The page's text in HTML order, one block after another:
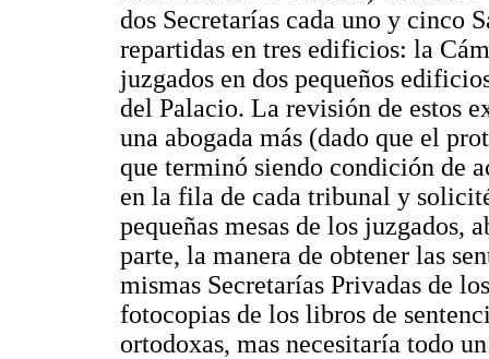
dos Secretarías cada uno y cinco
repartidas en tres edificios: la
juzgados en dos pequeños
del Palacio. La revisión de estos
una abogada más (dado que el
que terminó siendo condición de
en la fila de cada tribunal y
pequeñas mesas de los juzgados,
parte, la manera de obtener las
mismas Secretarías Privadas de
fotocopias de los libros de
ortodoxas, mas necesitaría todo